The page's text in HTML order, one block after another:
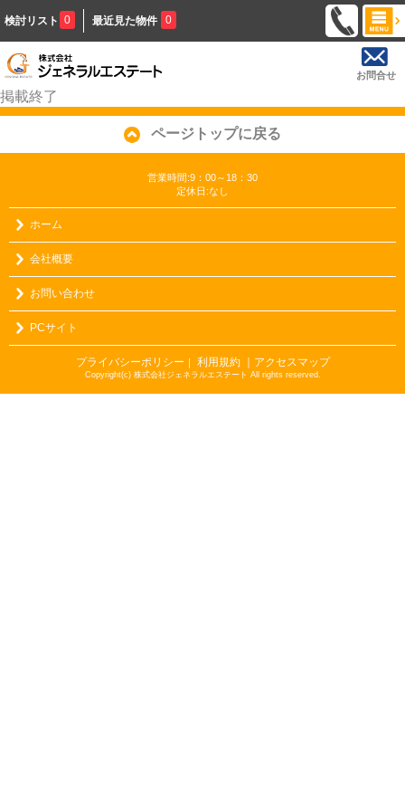
検討リスト 0 最近見た物件 0
お問合せ
掲載終了
ページトップに戻る
営業時間:9：00～18：30
定休日:なし
ホーム
会社概要
お問い合わせ
PCサイト
プライバシーポリシー ｜ 利用規約 ｜アクセスマップ
Copyright(c) 株式会社ジェネラルエステート All rights reserved.